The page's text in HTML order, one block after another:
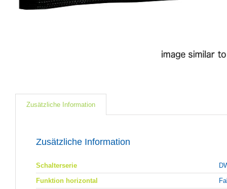
Zusätzliche Information
Zusätzliche Information
Schalterserie
Funktion horizontal